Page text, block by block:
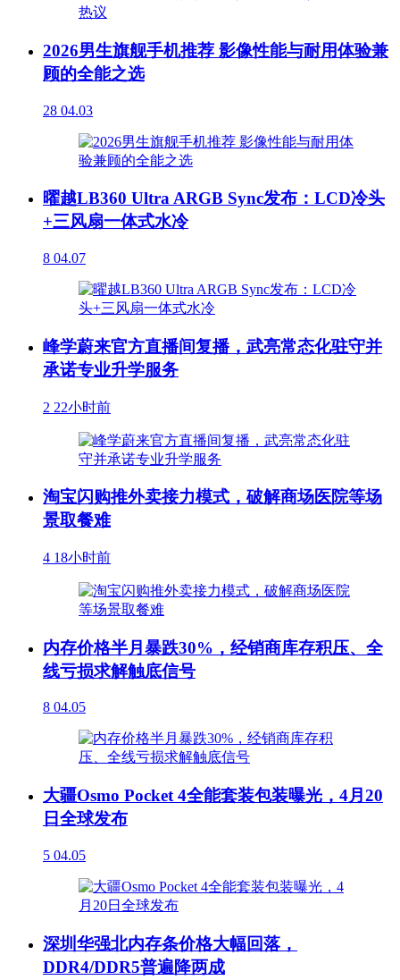
2026男生旗舰手机推荐 影像性能与耐用体验兼
顾的全能之选
28 04.03
曜越LB360 Ultra ARGB Sync发布：LCD冷头
+三风扇一体式水冷
8 04.07
峰学蔚来官方直播间复播，武亮常态化驻守并
承诺专业升学服务
2 22小时前
淘宝闪购推外卖接力模式，破解商场医院等场
景取餐难
4 18小时前
内存价格半月暴跌30%，经销商库存积压、全
线亏损求解触底信号
8 04.05
大疆Osmo Pocket 4全能套装包装曝光，4月20
日全球发布
5 04.05
深圳华强北内存条价格大幅回落，
DDR4/DDR5普遍降两成